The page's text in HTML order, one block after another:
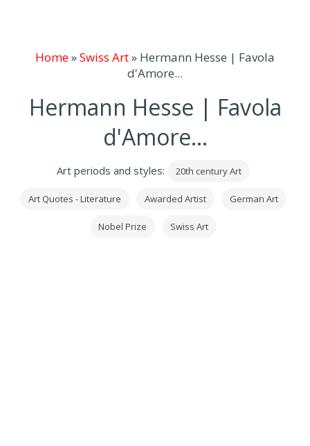
Home»Swiss Art» Hermann Hesse | Favola
d'Amore...
Hermann Hesse | Favola
d'Amore...
Art periods and styles: 20th century Art
Art Quotes - Literature Awarded Artist German Art
Nobel Prize Swiss Art